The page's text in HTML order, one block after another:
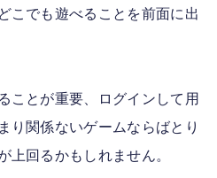
こでも遊べることを前面に出
ことが重要、ログインして用
り関係ないゲームならばとり
上回るかもしれません。